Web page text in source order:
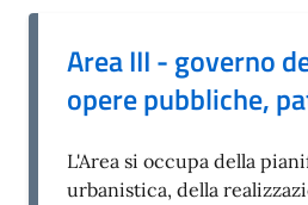
Area III - governo
opere pubbliche,
L'Area si occupa della
urbanistica, della